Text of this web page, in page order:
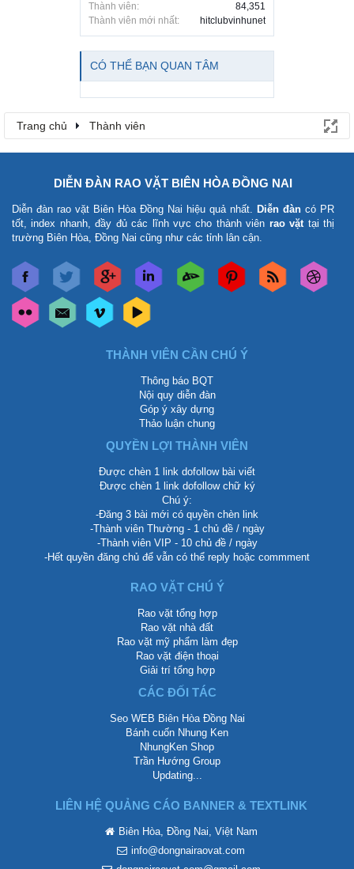
Thành viên:
84,351
Thành viên mới nhất:
hitclubvinhunet
CÓ THỂ BẠN QUAN TÂM
Trang chủ Thành viên
DIỄN ĐÀN RAO VẶT BIÊN HÒA ĐỒNG NAI
Diễn đàn rao vặt Biên Hòa Đồng Nai hiệu quả nhất. Diễn đàn có PR
tốt, index nhanh, đầy đủ các lĩnh vực cho thành viên rao vặttại thị
trường Biên Hòa, Đồng Nai cũng như các tỉnh lân cận.
THÀNH VIÊN CẦN CHÚ Ý
Thông báo BQT
Nội quy diễn đàn
Góp ý xây dựng
Thảo luận chung
QUYỀN LỢI THÀNH VIÊN
Được chèn 1 link dofollow bài viết
Được chèn 1 link dofollow chữ ký
Chú ý:
-Đăng 3 bài mới có quyền chèn link
-Thành viên Thường - 1 chủ đề / ngày
-Thành viên VIP - 10 chủ đề / ngày
-Hết quyền đăng chủ để vẫn có thể reply hoặc commment
RAO VẶT CHÚ Ý
Rao vặt tổng hợp
Rao vặt nhà đất
Rao vặt mỹ phẩm làm đẹp
Rao vặt điện thoại
Giải trí tổng hợp
CÁC ĐỐI TÁC
Seo WEB Biên Hòa Đồng Nai
Bánh cuốn Nhung Ken
NhungKen Shop
Trần Hướng Group
Updating...
LIÊN HỆ QUẢNG CÁO BANNER & TEXTLINK
Biên Hòa, Đồng Nai, Việt Nam
info@dongnairaovat.com